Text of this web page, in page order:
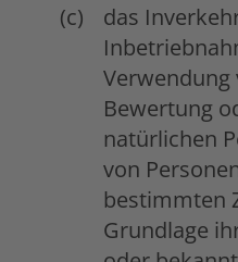
das
Verwendung
Bewertung
natürlichen
von
bestimmten
Grundlage